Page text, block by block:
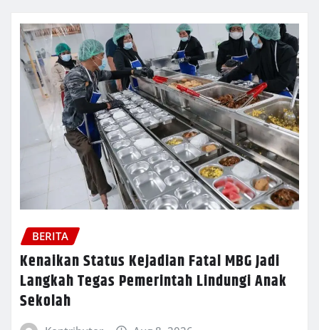
BERITA
Kenaikan Status Kejadian Fatal MBG Jadi
Langkah Tegas Pemerintah Lindungi Anak
Sekolah